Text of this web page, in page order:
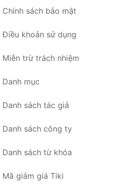
Chính sách bảo mật
Điều khoản sử dụng
Miễn trừ trách nhiệm
Danh mục
Danh sách tác giả
Danh sách công ty
Danh sách từ khóa
Mã giảm giá Tiki